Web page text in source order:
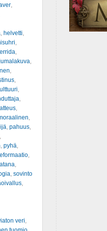
,
, helvetti,
,
,
,
,
,
,
,
,
,
, pahuus,
, pyhä,
,
,
, sovinto
,
veri,